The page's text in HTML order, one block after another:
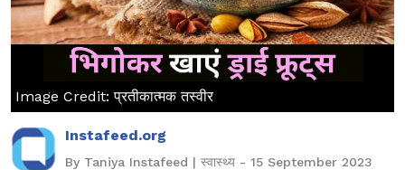
Image Credit: प्रतीकात्मक तस्वीर
Instafeed.org
By Taniya Instafeed | स्वास्थ्य - 15 September 2023